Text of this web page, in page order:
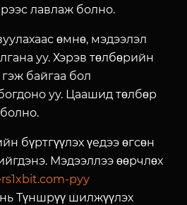
лавлаж болно.
өмнө, мэдээлэл
уу. Хэрэв төлбөрийн
гэж байгаа бол
уу. Цаашид төлбөр
бүртгүүлэх үедээ өгсөн
Мэдээллээ өөрчлөх
руу
Түншрүү шилжүүлэх